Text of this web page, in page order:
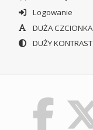
Logowanie
DUŻA CZCIONKA
DUŻY KONTRAST